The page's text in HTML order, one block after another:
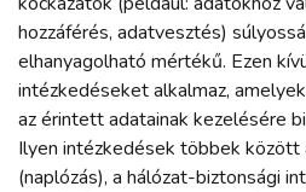
hozzáférés, adatvesztés)
elhanyagolható mértékű. Ezen
intézkedéseket alkalmaz,
az érintett adatainak kezelésére
Ilyen intézkedések többek
(naplózás), a hálózat-biztonsági